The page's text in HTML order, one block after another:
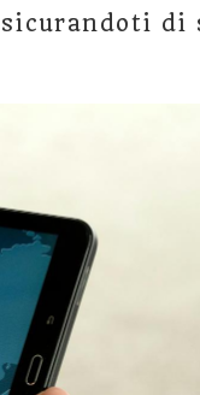
di